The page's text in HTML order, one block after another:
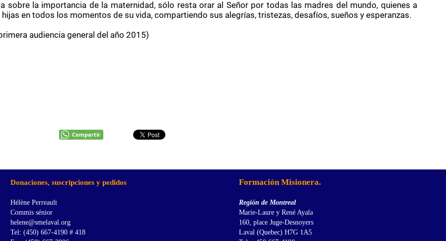
sobre la importancia de la maternidad, sólo resta orar al Señor por todas las madres del mundo, quienes a
en todos los momentos de su vida, compartiendo sus alegrías, tristezas, desafíos, sueños y esperanzas.
audiencia general del año 2015)
Compartir
Donaciones, suscripciones y pedidos
Hélène Perreault
Commis sénior
helene@smelaval.org
Tel: (450) 667-4190 # 418
Formación Misionera.
Región de Montreal
Marie-Laure y René Ayala
160, place Juge-Desnoyers
Laval (Quebec) H7G 1A5